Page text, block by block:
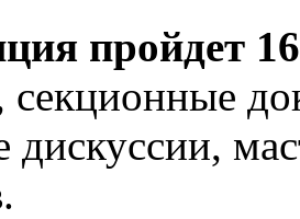
пройдет
секционные
дискуссии,